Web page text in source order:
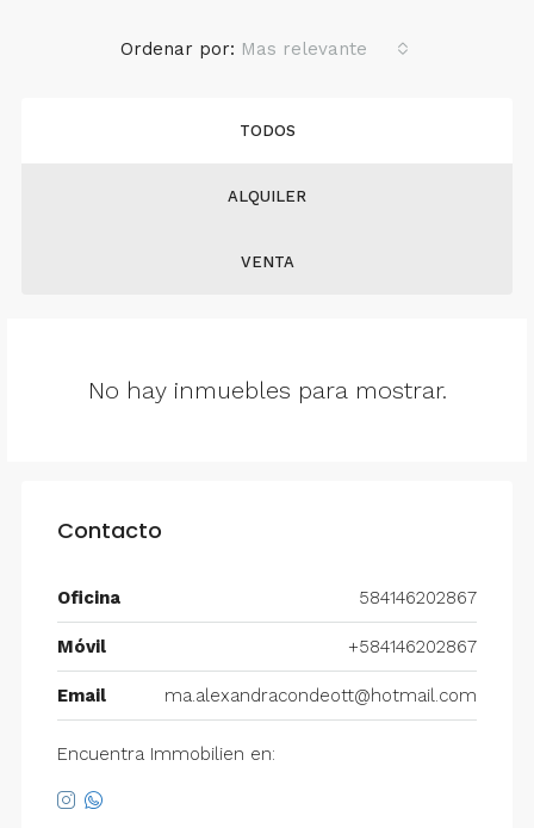
TODOS
ALQUILER
VENTA
Ordenar por: Mas relevante
No hay inmuebles para mostrar.
Contacto
Oficina 584146202867
Móvil +584146202867
Email ma.alexandracondeott@hotmail.com
Encuentra Immobilien en: